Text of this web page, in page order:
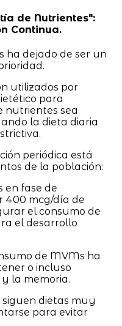
de Nutrientes":
Continua.
ha dejado de ser un
utilizados por
para
nutrientes sea
la dieta diaria
periódica está
de la población:
en fase de
400 mcg/día de
el consumo de
el desarrollo
de MVMs ha
o incluso
la memoria.
siguen dietas muy
para evitar